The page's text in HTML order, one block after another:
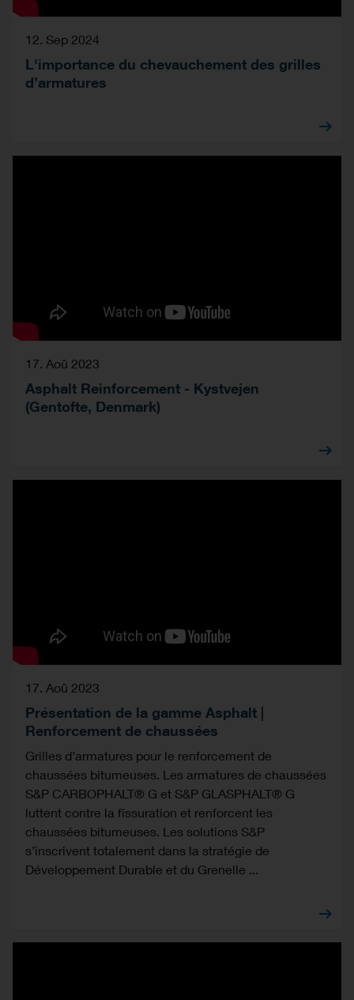
12. Sep 2024
L'importance du chevauchement des grilles
d’armatures
17. Aoû 2023
Asphalt Reinforcement - Kystvejen
(Gentofte, Denmark)
17. Aoû 2023
Présentation de la gamme Asphalt |
Renforcement de chaussées
Grilles d’armatures pour le renforcement de
chaussées bitumeuses. Les armatures de chaussées
S&P CARBOPHALT® G et S&P GLASPHALT® G
luttent contre la fissuration et renforcent les
chaussées bitumeuses. Les solutions S&P
s’inscrivent totalement dans la stratégie de
Développement Durable et du Grenelle ...